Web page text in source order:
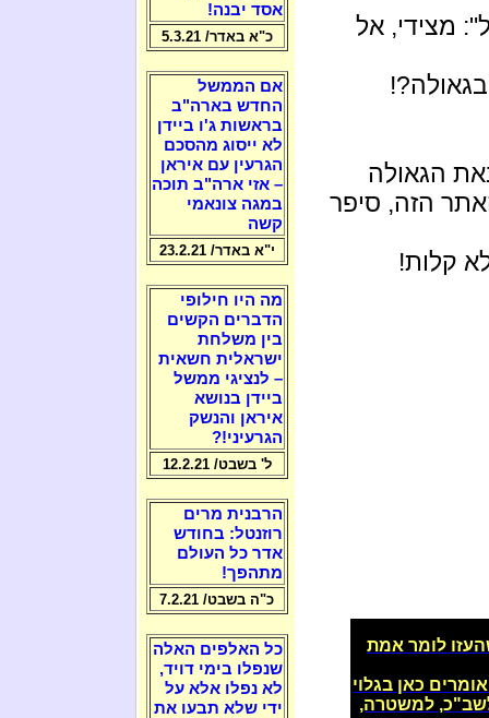
מצידי, אל
הגאולה
הזה, סיפר
קלות!
לומר אמת
כאן בגלוי
למשטרה,
אסד יבנה!
כ"א באדר/ 5.3.21
אם הממשל
החדש בארה"ב
בראשות ג'ו ביידן
לא ייסוג מהסכם
הגרעין עם איראן
– אזי ארה"ב תוכה
במגה צונאמי
קשה
י"א באדר/ 23.2.21
מה היו חילופי
הדברים הקשים
בין משלחת
ישראלית חשאית
– לנציגי ממשל
ביידן בנושא
איראן והנשק
הגרעיני!?
ל' בשבט/ 12.2.21
הרבנית מרים
רוזנטל: בחודש
אדר כל העולם
מתהפך!
כ"ה בשבט/ 7.2.21
כל האלפים האלה
שנפלו בימי דויד,
לא נפלו אלא על
ידי שלא תבעו את